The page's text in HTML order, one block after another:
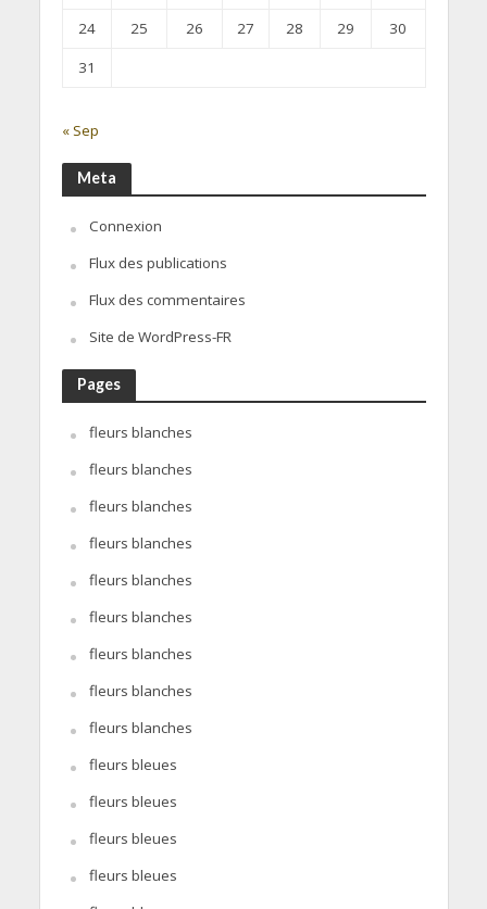
24
25 26 27 28 29
30
31
« Sep
Meta
Connexion
Flux des publications
Flux des commentaires
Site de WordPress-FR
Pages
fleurs blanches
fleurs blanches
fleurs blanches
fleurs blanches
fleurs blanches
fleurs blanches
fleurs blanches
fleurs blanches
fleurs blanches
fleurs bleues
fleurs bleues
fleurs bleues
fleurs bleues